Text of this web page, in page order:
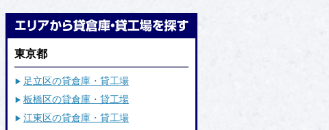
東京都
足立区の貸倉庫・貸工場
板橋区の貸倉庫・貸工場
江東区の貸倉庫・貸工場